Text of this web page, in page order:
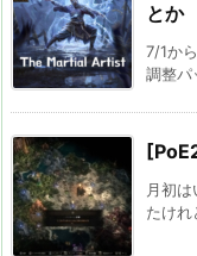
とか
7/1か
調整パ
月初
たけ